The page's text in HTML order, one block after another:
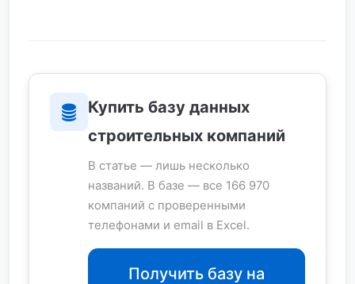
Купить базу данных
строительных компаний
В статье — лишь несколько
названий. В базе — все 166 970
компаний с проверенными
телефонами и email в Excel.
Получить базу на